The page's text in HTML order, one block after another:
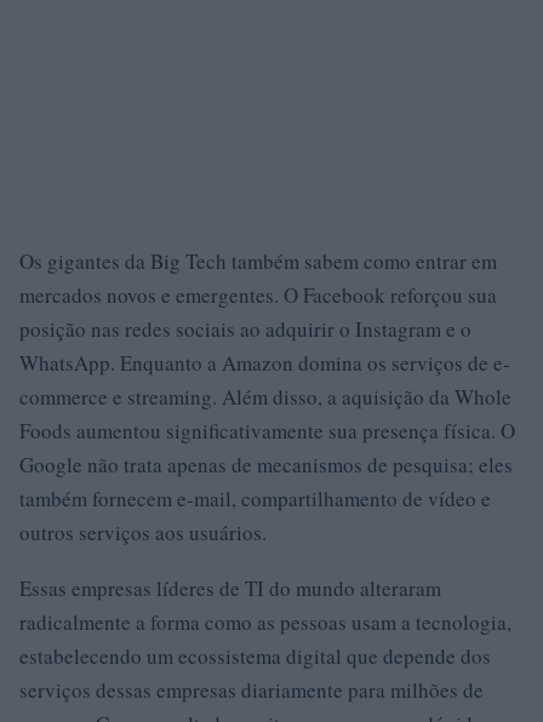
Os gigantes da Big Tech também sabem como entrar em
mercados novos e emergentes. O Facebook reforçou sua
posição nas redes sociais ao adquirir o Instagram e o
WhatsApp. Enquanto a Amazon domina os serviços de e-
commerce e streaming. Além disso, a aquisição da Whole
Foods aumentou significativamente sua presença física. O
Google não trata apenas de mecanismos de pesquisa; eles
também fornecem e-mail, compartilhamento de vídeo e
outros serviços aos usuários.
Essas empresas líderes de TI do mundo alteraram
radicalmente a forma como as pessoas usam a tecnologia,
estabelecendo um ecossistema digital que depende dos
serviços dessas empresas diariamente para milhões de